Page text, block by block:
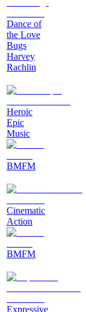
Dance of
the Love
Bugs
Harvey
Rachlin
Heroic
Epic
Music
BMFM
Cinematic
Action
BMFM
Expressive